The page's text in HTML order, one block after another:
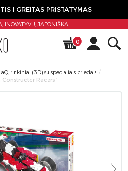
I GREITAS PRISTATYMAS
INOVATYVU,JAPONIŠKA
0
rinkiniai (3D) su specialiais priedais
Constructor Racers”